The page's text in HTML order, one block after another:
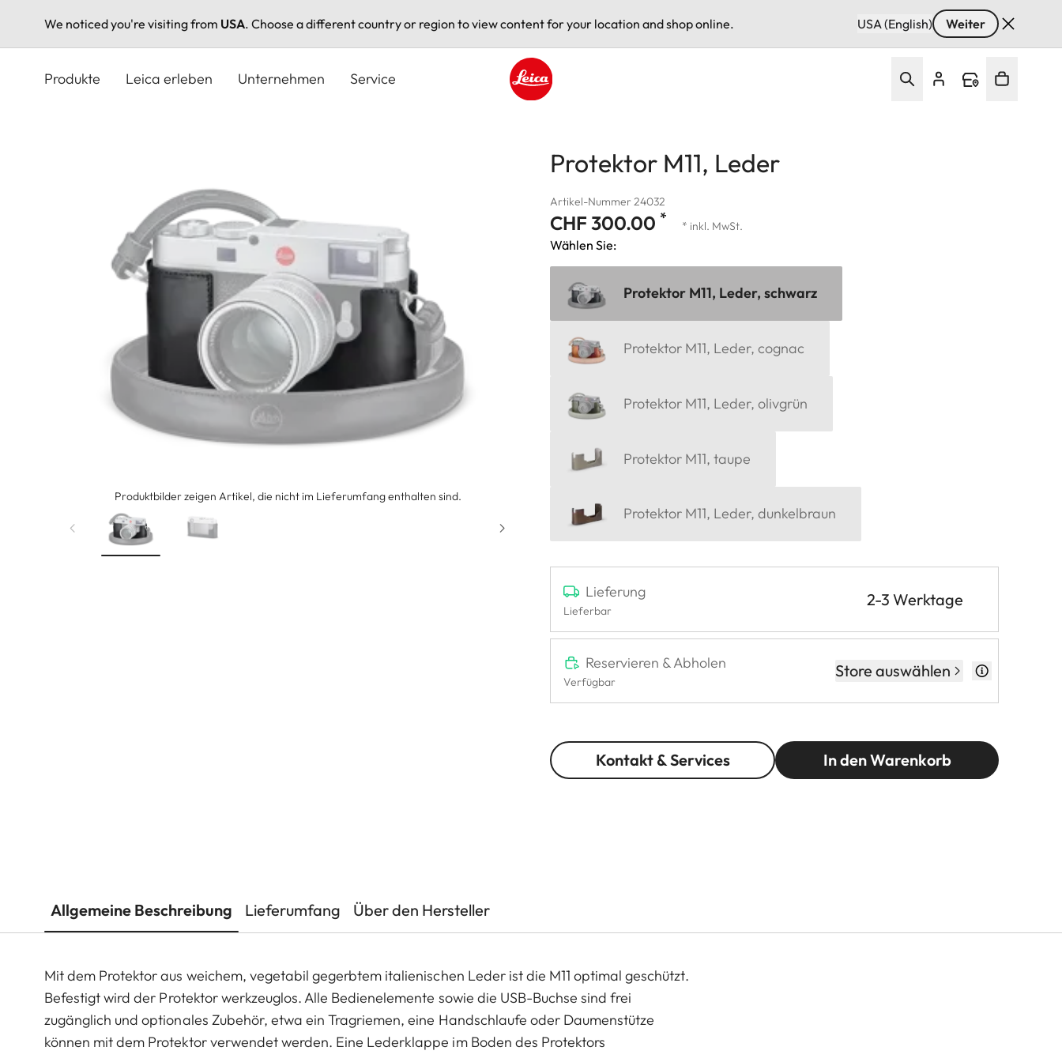
We noticed you're visiting from USA. Choose a different country or region to view content for your location and shop online. USA (English) Weiter
Produkte Leica erleben Unternehmen Service
Produktbilder zeigen Artikel, die nicht im Lieferumfang enthalten sind.
Protektor M11, Leder
Artikel-Nummer 24032
CHF 300.00 * * inkl. MwSt.
Wählen Sie:
Protektor M11, Leder, schwarz
Protektor M11, Leder, cognac
Protektor M11, Leder, olivgrün
Protektor M11, taupe
Protektor M11, Leder, dunkelbraun
Lieferung
Lieferbar
2-3 Werktage
Reservieren & Abholen
Verfügbar
Store auswählen
Kontakt & Services In den Warenkorb
Allgemeine Beschreibung Lieferumfang Über den Hersteller
Mit dem Protektor aus weichem, vegetabil gegerbtem italienischen Leder ist die M11 optimal geschützt.
Befestigt wird der Protektor werkzeuglos. Alle Bedienelemente sowie die USB-Buchse sind frei
zugänglich und optionales Zubehör, etwa ein Tragriemen, eine Handschlaufe oder Daumenstütze
können mit dem Protektor verwendet werden. Eine Lederklappe im Boden des Protektors